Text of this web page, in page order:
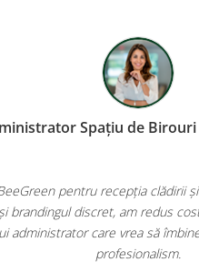
Restaurant –
îl observă clienții când intră
design, sunt extrem de practice
curat mai mult timp. O